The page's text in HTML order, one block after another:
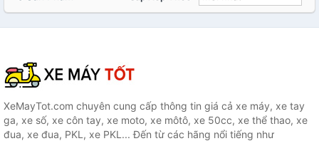
XeMayTot.com chuyên cung cấp thông tin giá cả xe máy, xe tay
ga, xe số, xe côn tay, xe moto, xe môtô, xe 50cc, xe thể thao, xe
đua, xe đua, PKL, xe PKL... Đến từ các hãng nổi tiếng như